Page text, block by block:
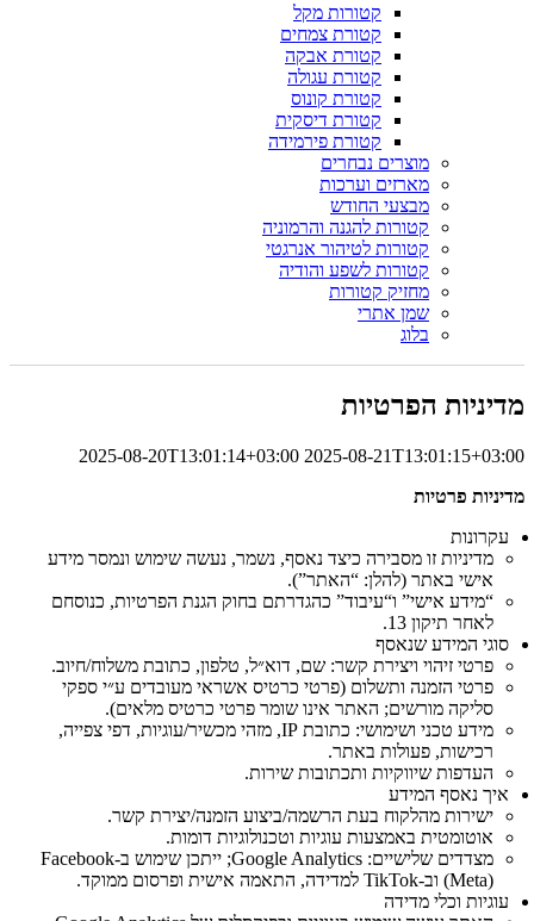
קטורות מקל
קטורת צמחים
קטורת אבקה
קטורת עגולה
קטורת קונוס
קטורת דיסקית
קטורת פירמידה
מוצרים נבחרים
מארזים וערכות
מבצעי החודש
קטורות להגנה והרמוניה
קטורות לטיהור אנרגטי
קטורות לשפע והודיה
מחזיק קטורות
שמן אתרי
בלוג
מדיניות הפרטיות
2025-08-20T13:01:14+03:00 2025-08-21T13:01:15+03:00
מדיניות פרטיות
עקרונות
מדיניות זו מסבירה כיצד נאסף, נשמר, נעשה שימוש ונמסר מידע
אישי באתר (להלן: “האתר”).
“מידע אישי” ו“עיבוד” כהגדרתם בחוק הגנת הפרטיות, כנוסחם
לאחר תיקון 13.
סוגי המידע שנאסף
פרטי זיהוי ויצירת קשר: שם, דוא״ל, טלפון, כתובת משלוח/חיוב.
פרטי הזמנה ותשלום (פרטי כרטיס אשראי מעובדים ע״י ספקי
סליקה מורשים; האתר אינו שומר פרטי כרטיס מלאים).
מידע טכני ושימושי: כתובת IP, מזהי מכשיר/עוגיות, דפי צפייה,
רכישות, פעולות באתר.
העדפות שיווקיות ותכתובות שירות.
איך נאסף המידע
ישירות מהלקוח בעת הרשמה/ביצוע הזמנה/יצירת קשר.
אוטומטית באמצעות עוגיות וטכנולוגיות דומות.
מצדדים שלישיים: Google Analytics; ייתכן שימוש ב‑Facebook
(Meta) וב‑TikTok למדידה, התאמה אישית ופרסום ממוקד.
עוגיות וכלי מדידה